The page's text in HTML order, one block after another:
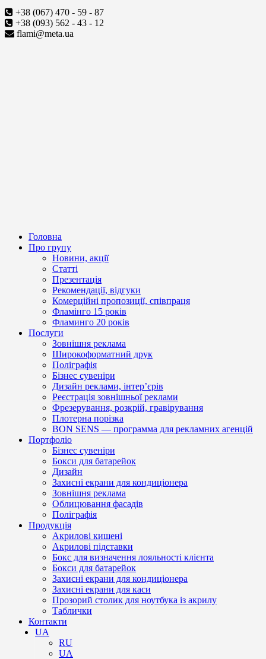
+38 (067) 470 - 59 - 87
+38 (093) 562 - 43 - 12
flami@meta.ua
Головна
Про групу
Новини, акції
Статті
Презентація
Рекомендації, відгуки
Комерційні пропозиції, співпраця
Фламінго 15 років
Фламинго 20 років
Послуги
Зовнішня реклама
Широкоформатний друк
Поліграфія
Бізнес сувеніри
Дизайн реклами, інтер’єрів
Реєстрація зовнішньої реклами
Фрезерування, розкрій, гравірування
Плотерна порізка
BON SENS — программа для рекламних агенцій
Портфоліо
Бізнес сувеніри
Бокси для батарейок
Дизайн
Захисні екрани для кондиціонера
Зовнішня реклама
Облицювання фасадів
Поліграфія
Продукція
Акрилові кишені
Акрилові підставки
Бокс для визначення лояльності клієнта
Бокси для батарейок
Захисні екрани для кондиціонера
Захисні екрани для каси
Прозорий столик для ноутбука із акрилу
Таблички
Контакти
UA
RU
UA